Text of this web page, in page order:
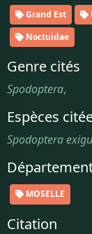
Grand Est
Noctuidae
Genre cités
Spodoptera,
Espèces
Spodoptera
MOSELLE
Citation